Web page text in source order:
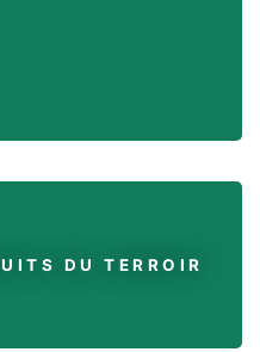
DU TERROIR